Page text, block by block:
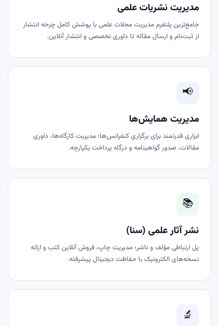
مدیریت نشریات علمی
جامع‌ترین پلتفرم مدیریت مجلات علمی با پوشش کامل چرخه انتشار
از ثبت‌نام و ارسال مقاله تا داوری تخصصی و انتشار آنلاین.
📢
مدیریت همایش‌ها
ابزاری قدرتمند برای برگزاری کنفرانس‌ها؛ مدیریت کارگاه‌ها، داوری
مقالات، صدور گواهینامه و درگاه پرداخت یکپارچه.
📚
نشر آثار علمی (سنا)
پل ارتباطی مؤلف و ناشر؛ مدیریت چاپ، فروش آنلاین کتب و ارائه
نسخه‌های الکترونیک با حفاظت دیجیتال پیشرفته.
🔬